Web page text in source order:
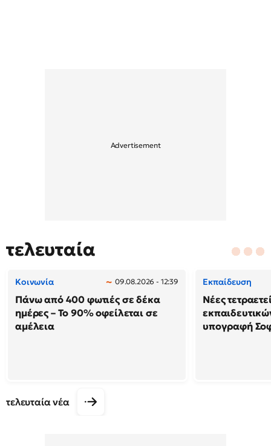
τελευταία
Κοινωνία 09.08.2026 - 12:39
Πάνω από 400 φωτιές σε δέκα
ημέρες – Το 90% οφείλεται σε
αμέλεια
Εκπαίδευση
Νέες
υπογραφή
τελευταία νέα